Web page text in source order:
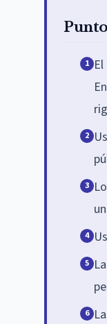
1
2
3
4
5
6